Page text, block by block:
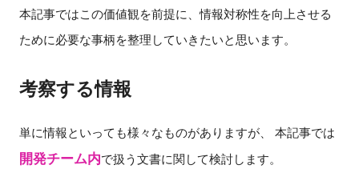
本記事ではこの価値観を前提に、情報対称性を向上させる
ために必要な事柄を整理していきたいと思います。
考察する情報
単に情報といっても様々なものがありますが、 本記事では
開発チーム内で扱う文書に関して検討します。